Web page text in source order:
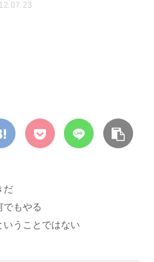
だ
でもやる
いうことではない